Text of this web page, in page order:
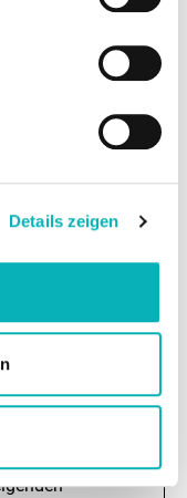
Details zeigen